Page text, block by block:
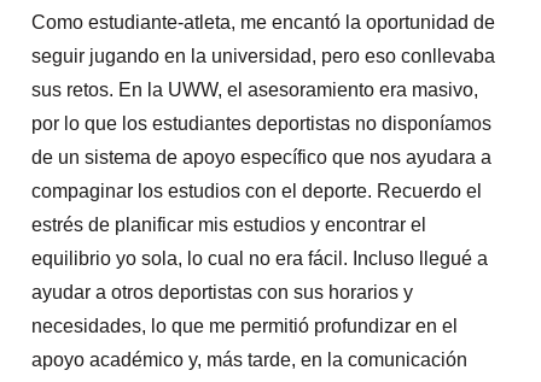
Como estudiante-atleta, me encantó la oportunidad de
seguir jugando en la universidad, pero eso conllevaba
sus retos. En la UWW, el asesoramiento era masivo,
por lo que los estudiantes deportistas no disponíamos
de un sistema de apoyo específico que nos ayudara a
compaginar los estudios con el deporte. Recuerdo el
estrés de planificar mis estudios y encontrar el
equilibrio yo sola, lo cual no era fácil. Incluso llegué a
ayudar a otros deportistas con sus horarios y
necesidades, lo que me permitió profundizar en el
apoyo académico y, más tarde, en la comunicación